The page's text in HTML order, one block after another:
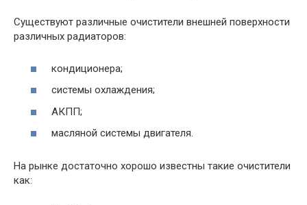
Существуют различные очистители внешней поверхности
различных радиаторов:
кондиционера;
системы охлаждения;
АКПП;
масляной системы двигателя.
На рынке достаточно хорошо известны такие очистители
как: